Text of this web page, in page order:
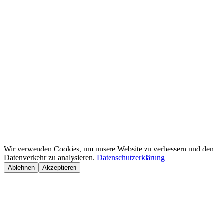
Wir verwenden Cookies, um unsere Website zu verbessern und den
Datenverkehr zu analysieren. Datenschutzerklärung
Ablehnen Akzeptieren